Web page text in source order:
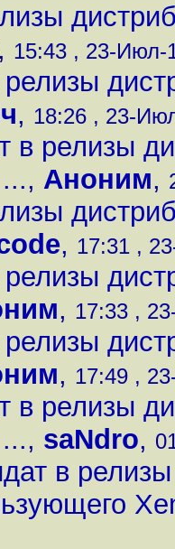
, 15:43 , 23-Июл-
, 18:26 , 23-
в релизы
, Аноним,
, 17:31 ,
, 17:33 ,
, 17:49 ,
в релизы
, saNdro,
в